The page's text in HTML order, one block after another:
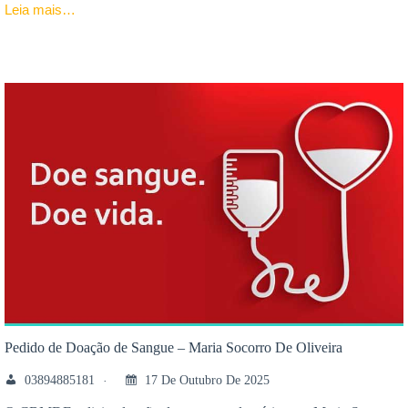
Leia mais…
Pedido de Doação de Sangue – Maria Socorro De Oliveira
03894885181 17 De Outubro De 2025